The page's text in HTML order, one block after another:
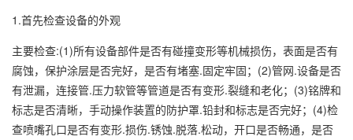
1.首先检查设备的外观
主要检查:(1)所有设备部件是否有碰撞变形等机械损伤，表面是否有
腐蚀，保护涂层是否完好，是否有堵塞.固定牢固；(2)管网.设备是否
有泄漏，连接管.压力软管等管道是否有变形.裂缝和老化；(3)铭牌和
标志是否清晰，手动操作装置的防护罩.铅封和标志是否完好；(4)检
查喷嘴孔口是否有变形.损伤.锈蚀.脱落.松动，开口是否畅通，是否